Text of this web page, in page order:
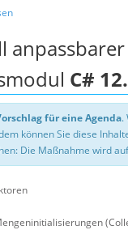
C#
für eine Agenda.
können Sie diese
Die Maßnahme wird